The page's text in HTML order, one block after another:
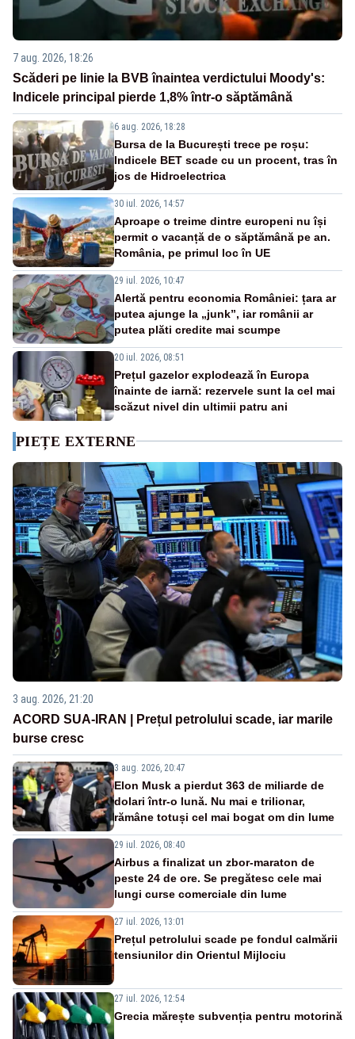
7 aug. 2026, 18:26
Scăderi pe linie la BVB înaintea verdictului Moody's:
Indicele principal pierde 1,8% într-o săptămână
6 aug. 2026, 18:28
Bursa de la București trece pe roșu:
Indicele BET scade cu un procent, tras în
jos de Hidroelectrica
30 iul. 2026, 14:57
Aproape o treime dintre europeni nu își
permit o vacanță de o săptămână pe an.
România, pe primul loc în UE
29 iul. 2026, 10:47
Alertă pentru economia României: țara ar
putea ajunge la „junk”, iar românii ar
putea plăti credite mai scumpe
20 iul. 2026, 08:51
Prețul gazelor explodează în Europa
înainte de iarnă: rezervele sunt la cel mai
scăzut nivel din ultimii patru ani
PIEȚE EXTERNE
3 aug. 2026, 21:20
ACORD SUA-IRAN | Prețul petrolului scade, iar marile
burse cresc
3 aug. 2026, 20:47
Elon Musk a pierdut 363 de miliarde de
dolari într-o lună. Nu mai e trilionar,
rămâne totuși cel mai bogat om din lume
29 iul. 2026, 08:40
Airbus a finalizat un zbor-maraton de
peste 24 de ore. Se pregătesc cele mai
lungi curse comerciale din lume
27 iul. 2026, 13:01
Prețul petrolului scade pe fondul calmării
tensiunilor din Orientul Mijlociu
27 iul. 2026, 12:54
Grecia mărește subvenția pentru motorină